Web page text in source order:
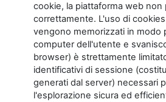
cookie, la piattaforma web
correttamente. L'uso di
vengono memorizzati in modo
computer dell'utente e
browser) è strettamente
identificativi di sessione
generati dal server) necessari
l'esplorazione sicura ed